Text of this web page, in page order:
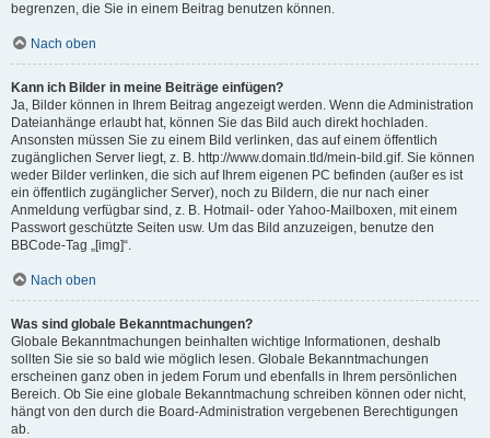
begrenzen, die Sie in einem Beitrag benutzen können.
Nach oben
Kann ich Bilder in meine Beiträge einfügen?
Ja, Bilder können in Ihrem Beitrag angezeigt werden. Wenn die Administration
Dateianhänge erlaubt hat, können Sie das Bild auch direkt hochladen.
Ansonsten müssen Sie zu einem Bild verlinken, das auf einem öffentlich
zugänglichen Server liegt, z. B. http://www.domain.tld/mein-bild.gif. Sie können
weder Bilder verlinken, die sich auf Ihrem eigenen PC befinden (außer es ist
ein öffentlich zugänglicher Server), noch zu Bildern, die nur nach einer
Anmeldung verfügbar sind, z. B. Hotmail- oder Yahoo-Mailboxen, mit einem
Passwort geschützte Seiten usw. Um das Bild anzuzeigen, benutze den
BBCode-Tag „[img]“.
Nach oben
Was sind globale Bekanntmachungen?
Globale Bekanntmachungen beinhalten wichtige Informationen, deshalb
sollten Sie sie so bald wie möglich lesen. Globale Bekanntmachungen
erscheinen ganz oben in jedem Forum und ebenfalls in Ihrem persönlichen
Bereich. Ob Sie eine globale Bekanntmachung schreiben können oder nicht,
hängt von den durch die Board-Administration vergebenen Berechtigungen
ab.